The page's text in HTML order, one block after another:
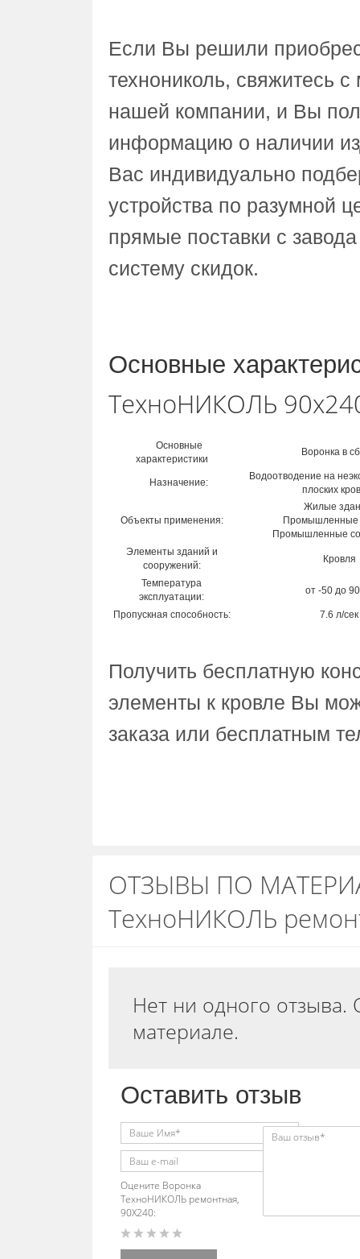
Если Вы решили
технониколь, свяжитесь
нашей компании, и Вы
информацию о наличии
Вас индивидуально
устройства по разумной
прямые поставки с
систему скидок.
Основные
ТехноНИКОЛЬ
Основные
характеристики
Воронка в
Назначение:
Водоотводение на
плоских
Объекты применения:
Жилые
Промышленные
Промышленные
Элементы зданий и
сооружений:
Кровля
Температура
эксплуатации:
от-50до90
Пропускная способность: 7.6 л/сек
Получить бесплатную
элементы к кровле Вы
заказа или бесплатным
ОТЗЫВЫ ПО
ТехноНИКОЛЬ
Нет ни одного отзыва.
материале.
Оставить отзыв
Оцените Воронка
ТехноНИКОЛЬ ремонтная,
90Х240: